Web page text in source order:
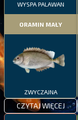
WYSPA PALAWAN
ORAMIN MAŁY
ZWYCZAJNA
CZYTAJ WIĘCEJ